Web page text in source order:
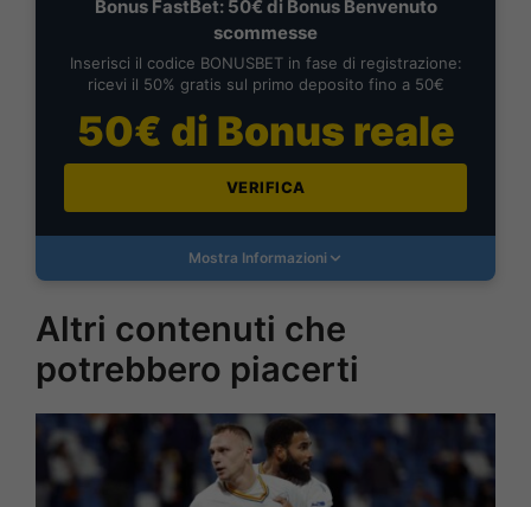
Bonus FastBet: 50€ di Bonus Benvenuto
scommesse
Inserisci il codice BONUSBET in fase di registrazione:
ricevi il 50% gratis sul primo deposito fino a 50€
50€ di Bonus reale
VERIFICA
Mostra Informazioni
Altri contenuti che
potrebbero piacerti